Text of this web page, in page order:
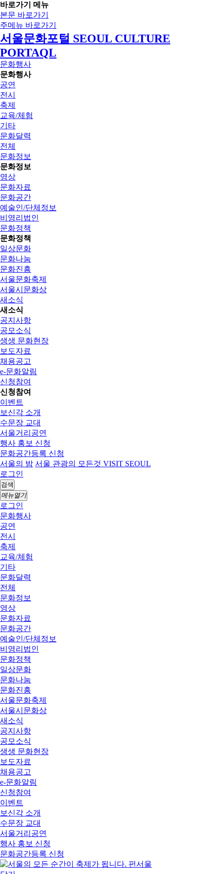
바로가기 메뉴
본문 바로가기
주메뉴 바로가기
서울문화포털 SEOUL CULTURE
PORTAQL
문화행사
문화행사
공연
전시
축제
교육/체험
기타
문화달력
전체
문화정보
문화정보
영상
문화자료
문화공간
예술인/단체정보
비영리법인
문화정책
문화정책
일상문화
문화나눔
문화진흥
서울문화축제
서울시문화상
새소식
새소식
공지사항
공모소식
생생 문화현장
보도자료
채용공고
e-문화알림
신청참여
신청참여
이벤트
보신각 소개
수문장 교대
서울거리공연
행사 홍보 신청
문화공간등록 신청
서울의 밤 서울 관광의 모든것 VISIT SEOUL
로그인
검색
메뉴열기
로그인
문화행사
공연
전시
축제
교육/체험
기타
문화달력
전체
문화정보
영상
문화자료
문화공간
예술인/단체정보
비영리법인
문화정책
일상문화
문화나눔
문화진흥
서울문화축제
서울시문화상
새소식
공지사항
공모소식
생생 문화현장
보도자료
채용공고
e-문화알림
신청참여
이벤트
보신각 소개
수문장 교대
서울거리공연
행사 홍보 신청
문화공간등록 신청